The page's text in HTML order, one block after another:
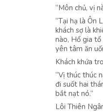
“Môn chủ, vị
“Tại hạ là Ôn
khách sợ là
nào, Hổ gia
yên tâm ăn
Khách khứa
“Vị thúc thúc
đi suốt hai
bắt nạt nó.”
Lôi Thiên